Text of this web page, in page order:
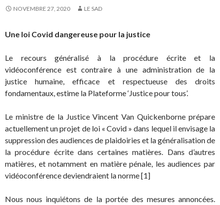
NOVEMBRE 27, 2020 LE SAD
Une loi Covid dangereuse pour la justice
Le recours généralisé à la procédure écrite et la
vidéoconférence est contraire à une administration de la
justice humaine, efficace et respectueuse des droits
fondamentaux, estime la Plateforme ‘Justice pour tous’.
Le ministre de la Justice Vincent Van Quickenborne prépare
actuellement un projet de loi « Covid » dans lequel il envisage la
suppression des audiences de plaidoiries et la généralisation de
la procédure écrite dans certaines matières. Dans d’autres
matières, et notamment en matière pénale, les audiences par
vidéoconférence deviendraient la norme [1]
Nous nous inquiétons de la portée des mesures annoncées.